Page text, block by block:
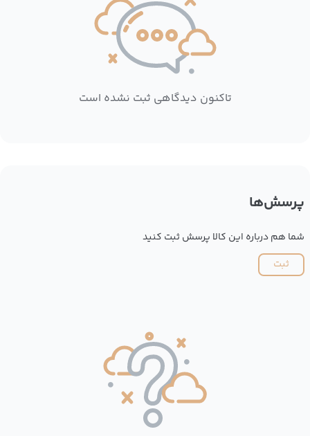
تاکنون دیدگاهی ثبت نشده است
پرسش‌ها
شما هم درباره این کالا پرسش ثبت کنید
ثبت